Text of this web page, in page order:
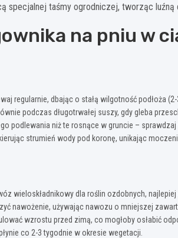
specjalnej taśmy ogrodniczej, tworząc luźną
na pniu w
regularnie, dbając o stałą wilgotność podłoża
podczas długotrwałej suszy, gdy gleba
podlewania niż te rosnące w gruncie – sprawdzaj
strumień wody pod koronę, unikając
wieloskładnikowy dla roślin ozdobnych, najlepiej
nawożenie, używając nawozu o mniejszej
wzrostu przed zimą, co mogłoby osłabić
co 2-3 tygodnie w okresie wegetacji.